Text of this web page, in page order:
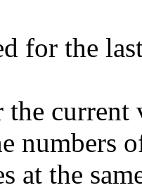
for the
the
numbers
at the